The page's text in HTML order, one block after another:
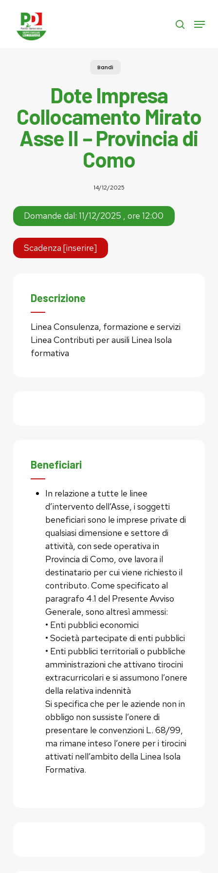
content
search
Menu
Bandi
Dote Impresa
Collocamento Mirato
Asse II – Provincia di
Como
14/12/2025
Domande dal: 11/12/2025 , ore 12:00
Scadenza [inserire]
Descrizione
Linea Consulenza, formazione e servizi
Linea Contributi per ausili Linea Isola
formativa
Beneficiari
In relazione a tutte le linee
d’intervento dell’Asse, i soggetti
beneficiari sono le imprese private di
qualsiasi dimensione e settore di
attività, con sede operativa in
Provincia di Como, ove lavora il
destinatario per cui viene richiesto il
contributo. Come specificato al
paragrafo 4.1 del Presente Avviso
Generale, sono altresì ammessi:
• Enti pubblici economici
• Società partecipate di enti pubblici
• Enti pubblici territoriali o pubbliche
amministrazioni che attivano tirocini
extracurricolari e si assumono l’onere
della relativa indennità
Si specifica che per le aziende non in
obbligo non sussiste l’onere di
presentare le convenzioni L. 68/99,
ma rimane inteso l’onere per i tirocini
attivati nell’ambito della Linea Isola
Formativa.